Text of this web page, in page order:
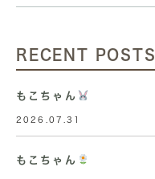
RECENT POSTS
もこちゃん
2026.07.31
もこちゃん